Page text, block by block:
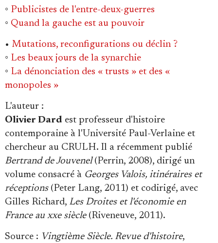
◦ Publicistes de l'entre-deux-guerres
◦ Quand la gauche est au pouvoir
• Mutations, reconfigurations ou déclin ?
◦ Les beaux jours de la synarchie
◦ La dénonciation des « trusts » et des «
monopoles »
L'auteur :
Olivier Dard est professeur d'histoire
contemporaine à l'Université Paul-Verlaine et
chercheur au CRULH. Il a récemment publié
Bertrand de Jouvenel(Perrin, 2008), dirigé un
volume consacré à Georges Valois, itinéraires et
réceptions(Peter Lang, 2011) et codirigé, avec
Gilles Richard, Les Droites et l'économie en
France au xxe siècle(Riveneuve, 2011).
Source : Vingtième Siècle. Revue d'histoire,